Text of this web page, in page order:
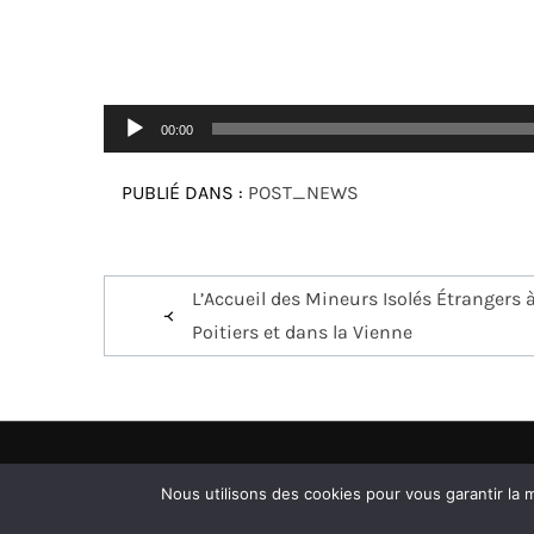
Lecteur
audio
00:00
PUBLIÉ DANS : POST_NEWS
Navigation
de
L’Accueil des Mineurs Isolés Étrangers à
Poitiers et dans la Vienne
Nous utilisons des cookies pour vous garantir